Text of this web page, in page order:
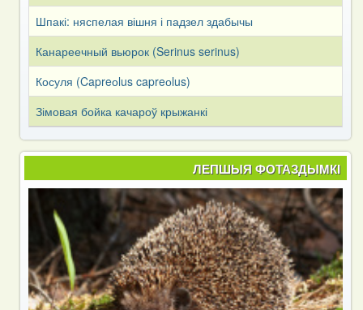
Шпакі: няспелая вішня і падзел здабычы
Канареечный вьюрок (Serinus serinus)
Косуля (Capreоlus capreоlus)
Зімовая бойка качароў крыжанкі
ЛЕПШЫЯ ФОТАЗДЫМКІ